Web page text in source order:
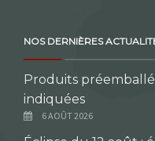
NOS DERNIÈRES
Produits
indiquées
6 AOÛT 2026